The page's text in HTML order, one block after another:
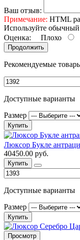
Ваш отзыв:
Примечание: HTML
Используйте обычный
Оценка: Плохо
Продолжить
Рекомендуемые
Доступные варианты
Размер
Купить
Люксор Букле
40450.00 руб.
Купить
Доступные варианты
Размер
Купить
Просмотр